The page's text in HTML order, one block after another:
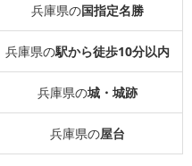
兵庫県の国指定名勝
兵庫県の駅から徒歩10分以内
兵庫県の城・城跡
兵庫県の屋台